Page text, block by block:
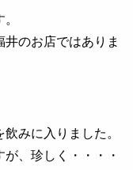
のお店ではありま
みに入りました。
、珍しく・・・・